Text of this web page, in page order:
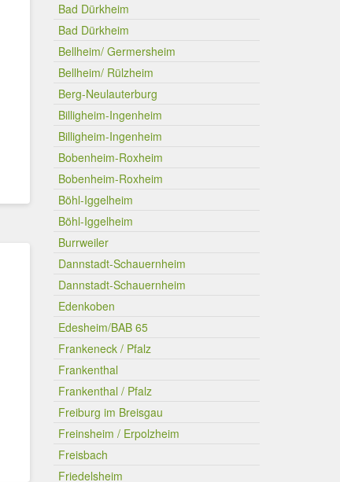
Bad Dürkheim
Bad Dürkheim
Bellheim/ Germersheim
Bellheim/ Rülzheim
Berg-Neulauterburg
Billigheim-Ingenheim
Billigheim-Ingenheim
Bobenheim-Roxheim
Bobenheim-Roxheim
Böhl-Iggelheim
Böhl-Iggelheim
Burrweiler
Dannstadt-Schauernheim
Dannstadt-Schauernheim
Edenkoben
Edesheim/BAB 65
Frankeneck / Pfalz
Frankenthal
Frankenthal / Pfalz
Freiburg im Breisgau
Freinsheim / Erpolzheim
Freisbach
Friedelsheim